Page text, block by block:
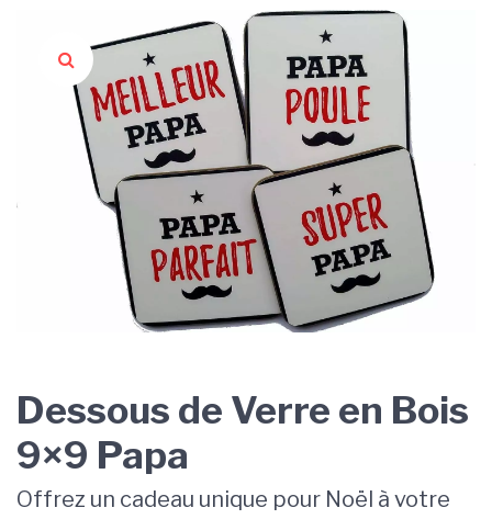
Dessous de Verre en Bois
9×9 Papa
Offrez un cadeau unique pour Noël à votre